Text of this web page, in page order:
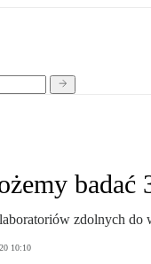
badać
zdolnych
10:10